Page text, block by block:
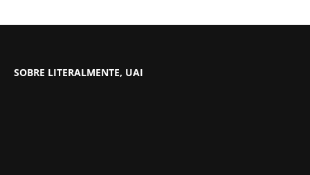
SOBRE LITERALMENTE, UAI